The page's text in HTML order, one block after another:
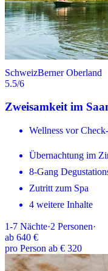
SchweizBerner Oberland
5.5/6
Zweisamkeit im
Wellness vor
Übernachtung im
8-Gang
Zutritt zum Spa
4 weitere Inhalte
1-7 Nächte·2 Personen·
ab 640 €
pro Person ab € 320